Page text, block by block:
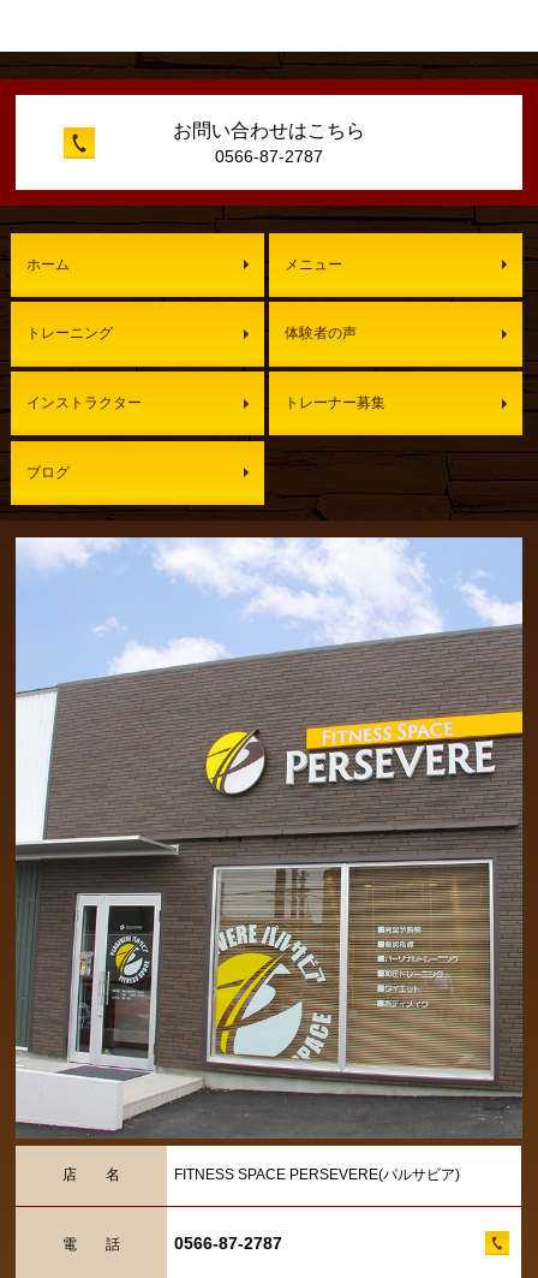
お問い合わせはこちら
0566-87-2787
ホーム メニュー
トレーニング 体験者の声
インストラクター トレーナー募集
ブログ
店 名 FITNESS SPACE PERSEVERE(パルサビア)
電 話 0566-87-2787